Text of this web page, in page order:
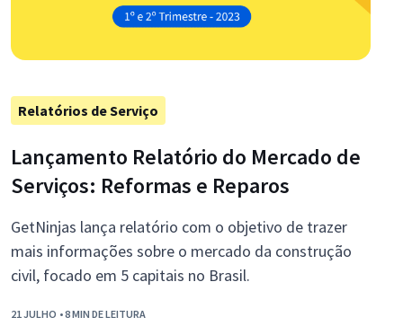
Relatórios de Serviço
Lançamento Relatório do Mercado de
Serviços: Reformas e Reparos
GetNinjas lança relatório com o objetivo de trazer
mais informações sobre o mercado da construção
civil, focado em 5 capitais no Brasil.
21 JULHO • 8 MIN DE LEITURA